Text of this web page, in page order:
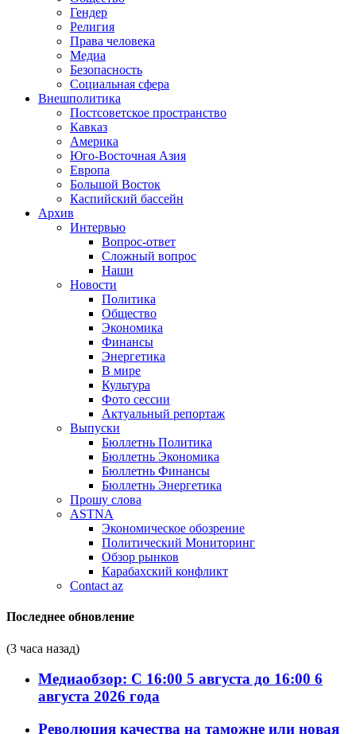
Гендер
Религия
Права человека
Медиа
Безопасность
Социальная сфера
Внешполитика
Постсоветское пространство
Кавказ
Америка
Юго-Восточная Азия
Европа
Большой Восток
Каспийский бассейн
Архив
Интервью
Вопрос-ответ
Сложный вопрос
Наши
Новости
Политика
Общество
Экономика
Финансы
Энергетика
В мире
Культура
Фото сессии
Актуальный репортаж
Выпуски
Бюллетнь Политика
Бюллетнь Экономика
Бюллетнь Финансы
Бюллетнь Энергетика
Прошу слова
ASTNA
Экономическое обозрение
Политический Мониторинг
Обзор рынков
Карабахский конфликт
Contact az
Последнее обновление
(3 часа назад)
Медиаобзор: С 16:00 5 августа до 16:00 6
августа 2026 года
Революция качества на таможне или новая